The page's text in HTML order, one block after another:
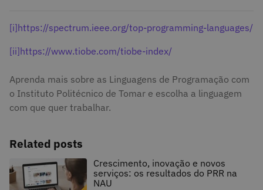
[i]https://spectrum.ieee.org/top-programming-languages/
[ii]https://www.tiobe.com/tiobe-index/
Aprenda mais sobre as Linguagens de Programação com
o Instituto Politécnico de Tomar e escolha a linguagem
com que quer trabalhar.
Related posts
Crescimento, inovação e novos
serviços: os resultados do PRR na
NAU